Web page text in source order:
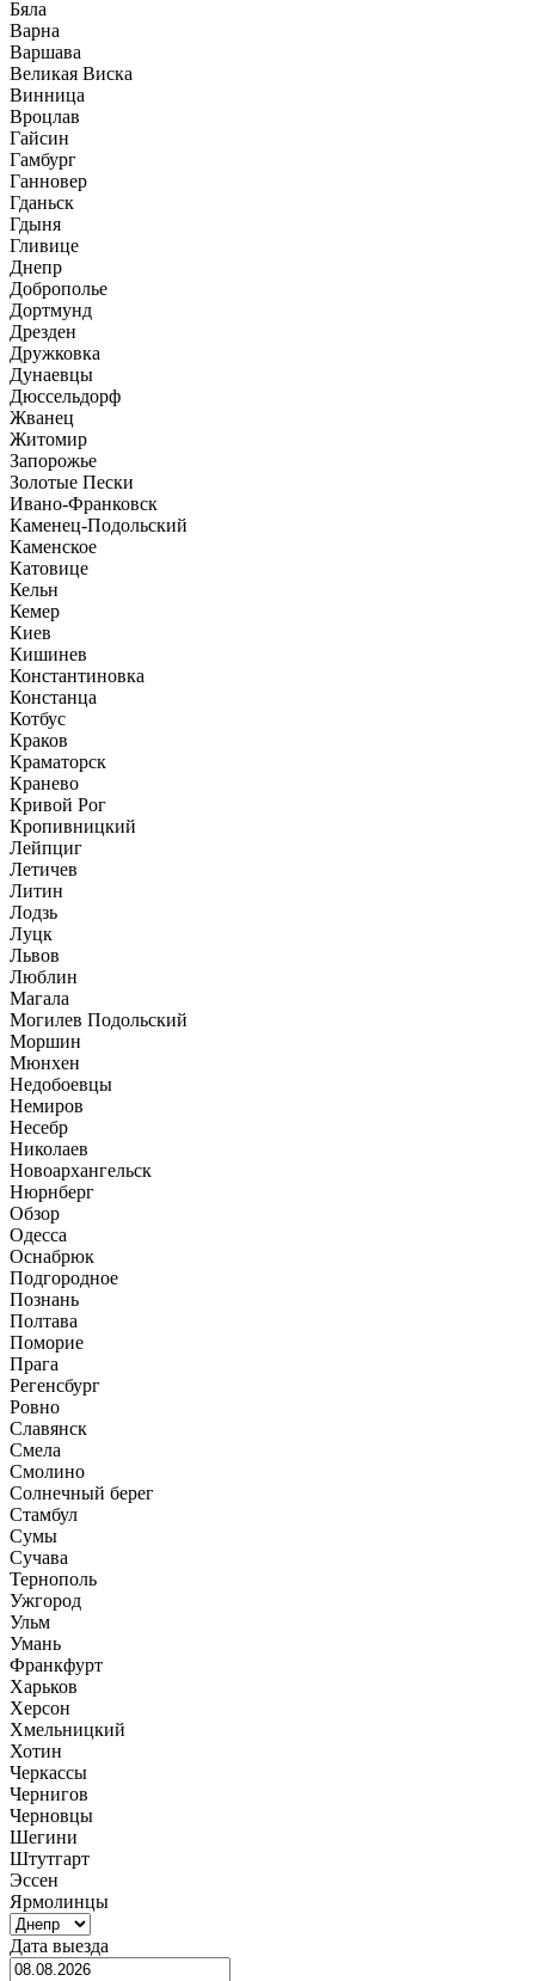
Бяла
Варна
Варшава
Великая Виска
Винница
Вроцлав
Гайсин
Гамбург
Ганновер
Гданьск
Гдыня
Гливице
Днепр
Доброполье
Дортмунд
Дрезден
Дружковка
Дунаевцы
Дюссельдорф
Жванец
Житомир
Запорожье
Золотые Пески
Ивано-Франковск
Каменец-Подольский
Каменское
Катовице
Кельн
Кемер
Киев
Кишинев
Константиновка
Констанца
Котбус
Краков
Краматорск
Кранево
Кривой Рог
Кропивницкий
Лейпциг
Летичев
Литин
Лодзь
Луцк
Львов
Люблин
Магала
Могилев Подольский
Моршин
Мюнхен
Недобоевцы
Немиров
Несебр
Николаев
Новоархангельск
Нюрнберг
Обзор
Одесса
Оснабрюк
Подгородное
Познань
Полтава
Поморие
Прага
Регенсбург
Ровно
Славянск
Смела
Смолино
Солнечный берег
Стамбул
Сумы
Сучава
Тернополь
Ужгород
Ульм
Умань
Франкфурт
Харьков
Херсон
Хмельницкий
Хотин
Черкассы
Чернигов
Черновцы
Шегини
Штутгарт
Эссен
Ярмолинцы
Дата выезда